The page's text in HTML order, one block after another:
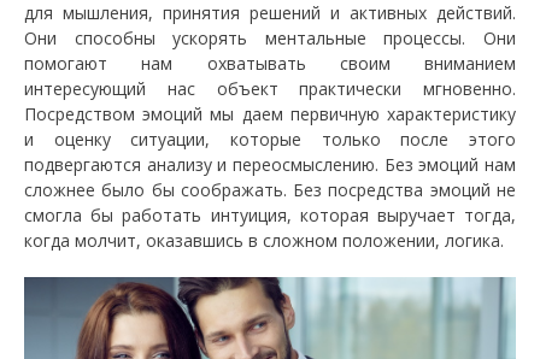
для мышления, принятия решений и активных действий.
Они способны ускорять ментальные процессы. Они
помогают нам охватывать своим вниманием
интересующий нас объект практически мгновенно.
Посредством эмоций мы даем первичную характеристику
и оценку ситуации, которые только после этого
подвергаются анализу и переосмыслению. Без эмоций нам
сложнее было бы соображать. Без посредства эмоций не
смогла бы работать интуиция, которая выручает тогда,
когда молчит, оказавшись в сложном положении, логика.